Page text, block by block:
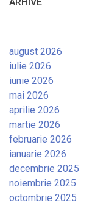
august 2026
iulie 2026
iunie 2026
mai 2026
aprilie 2026
martie 2026
februarie 2026
ianuarie 2026
decembrie 2025
noiembrie 2025
octombrie 2025